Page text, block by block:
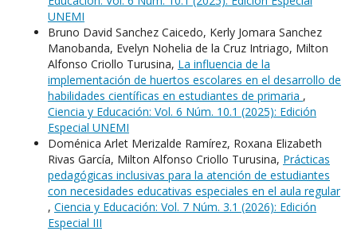
UNEMI
Bruno David Sanchez Caicedo, Kerly Jomara Sanchez
Manobanda, Evelyn Nohelia de la Cruz Intriago, Milton
Alfonso Criollo Turusina, La influencia de la
implementación de huertos escolares en el desarrollo de
habilidades científicas en estudiantes de primaria ,
Ciencia y Educación: Vol. 6 Núm. 10.1 (2025): Edición
Especial UNEMI
Doménica Arlet Merizalde Ramírez, Roxana Elizabeth
Rivas García, Milton Alfonso Criollo Turusina, Prácticas
pedagógicas inclusivas para la atención de estudiantes
con necesidades educativas especiales en el aula regular
, Ciencia y Educación: Vol. 7 Núm. 3.1 (2026): Edición
Especial III